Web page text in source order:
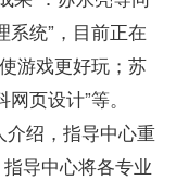
系统”，目前正在
游戏更好玩；苏
页设计”等。
绍，指导中心重
导中心将各专业